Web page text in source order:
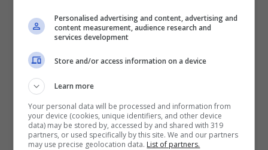
VERIFICA
Mostra Informazioni
BONUS BENVENUTO LOTTOMATICA: 2050€
Personalised advertising and content, advertising and
content measurement, audience research and
services development
Store and/or access information on a device
Learn more
Your personal data will be processed and information from
your device (cookies, unique identifiers, and other device
data) may be stored by, accessed by and shared with 319
partners, or used specifically by this site. We and our partners
may use precise geolocation data. List of partners.